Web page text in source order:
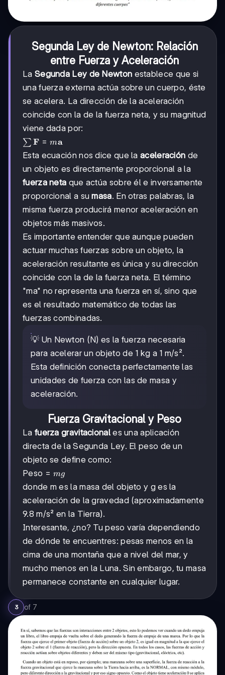
Segunda Ley de Newton: Relación
entre Fuerza y Aceleración
La Segunda Ley de Newton establece que si
una fuerza externa actúa sobre un cuerpo, éste
se acelera. La dirección de la aceleración
coincide con la de la fuerza neta, y su magnitud
viene dada por:
\sum
\mathbf{F}
=
m\mathbf{a}
∑ F = ma
Esta ecuación nos dice que la aceleración de
un objeto es directamente proporcional a la
fuerza neta que actúa sobre él e inversamente
proporcional a sumasa. En otras palabras, la
misma fuerza producirá menor aceleración en
objetos más masivos.
Es importante entender que aunque pueden
actuar muchas fuerzas sobre un objeto, la
aceleración resultante es única y su dirección
coincide con la de la fuerza neta. El término
"ma" no representa una fuerza en sí, sino que
es el resultado matemático de todas las
fuerzas combinadas.
💡 Un Newton (N) es la fuerza necesaria
para acelerar un objeto de 1 kg a 1 m/s².
Esta definición conecta perfectamente las
unidades de fuerza con las de masa y
aceleración.
Fuerza Gravitacional y Peso
La fuerza gravitacionales una aplicación
directa de la Segunda Ley. El peso de un
objeto se define como:
\text{Peso}
= mg
Peso = mg
donde m es la masa del objeto y g es la
aceleración de la gravedad (aproximadamente
9.8 m/s² en la Tierra).
Interesante, ¿no? Tu peso varía dependiendo
de dónde te encuentres: pesas menos en la
cima de una montaña que a nivel del mar, y
mucho menos en la Luna. Sin embargo, tu masa
permanece constante en cualquier lugar.
3 of 7